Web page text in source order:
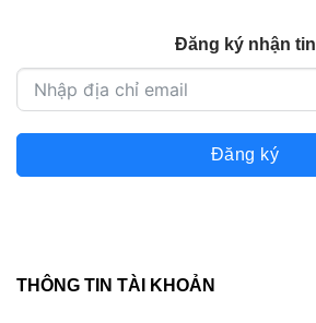
Đăng ký nhận tin
Đăng ký
THÔNG TIN TÀI KHOẢN